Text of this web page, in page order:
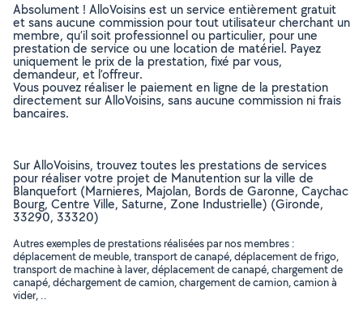
Absolument ! AlloVoisins est un service entièrement gratuit
et sans aucune commission pour tout utilisateur cherchant un
membre, qu’il soit professionnel ou particulier, pour une
prestation de service ou une location de matériel. Payez
uniquement le prix de la prestation, fixé par vous,
demandeur, et l’offreur.
Vous pouvez réaliser le paiement en ligne de la prestation
directement sur AlloVoisins, sans aucune commission ni frais
bancaires.
Sur AlloVoisins, trouvez toutes les prestations de services
pour réaliser votre projet de Manutention sur la ville de
Blanquefort (Marnieres, Majolan, Bords de Garonne, Caychac
Bourg, Centre Ville, Saturne, Zone Industrielle) (Gironde,
33290, 33320)
Autres exemples de prestations réalisées par nos membres :
déplacement de meuble, transport de canapé, déplacement de frigo,
transport de machine à laver, déplacement de canapé, chargement de
canapé, déchargement de camion, chargement de camion, camion à
vider, ..